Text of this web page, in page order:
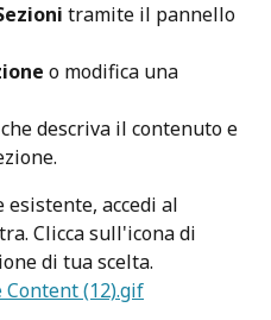
tramite il pannello
o modifica una
descriva il contenuto e
esistente, accedi al
Clicca sull'icona di
di tua scelta.